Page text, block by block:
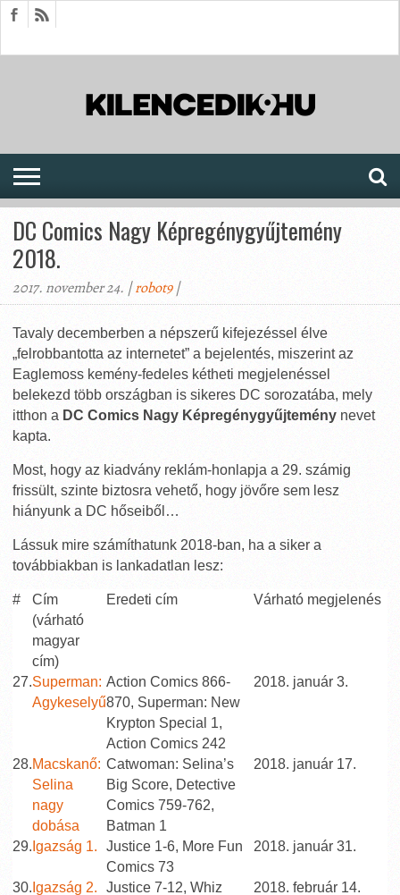
DC Comics Nagy Képregénygyűjtemény
2018.
2017. november 24. |robot9|
Tavaly decemberben a népszerű kifejezéssel élve
„felrobbantotta az internetet” a bejelentés, miszerint az
Eaglemoss kemény-fedeles kétheti megjelenéssel
belekezd több országban is sikeres DC sorozatába, mely
itthon a DC Comics Nagy Képregénygyűjtemény nevet
kapta.
Most, hogy az kiadvány reklám-honlapja a 29. számig
frissült, szinte biztosra vehető, hogy jövőre sem lesz
hiányunk a DC hőseiből…
Lássuk mire számíthatunk 2018-ban, ha a siker a
továbbiakban is lankadatlan lesz:
#
Cím
(várható
magyar
cím)
Eredeti cím Várható megjelenés
27.Superman:
Agykeselyű
Action Comics 866-
870, Superman: New
Krypton Special 1,
Action Comics 242
2018. január 3.
28.Macskanő:
Selina
nagy
dobása
Catwoman: Selina’s
Big Score, Detective
Comics 759-762,
Batman 1
2018. január 17.
29. Igazság 1.
Justice 1-6, More Fun
Comics 73
2018. január 31.
30. Igazság 2.
Justice 7-12, Whiz
2018. február 14.